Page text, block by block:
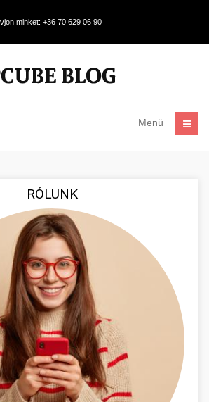
minket: +36 70 629 06 90
Menü
RÓLUNK